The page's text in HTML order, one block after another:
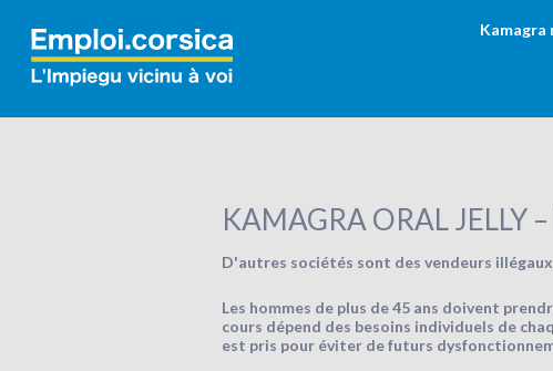
KAMAGRA ORAL JELLY
D'autres sociétés sont des vendeurs
Les hommes de plus de 45 ans doivent
cours dépend des besoins individuels de
est pris pour éviter de futurs